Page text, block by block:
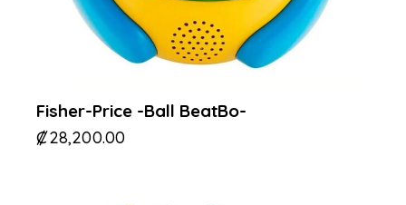
Fisher-Price -Ball BeatBo-
₡28,200.00